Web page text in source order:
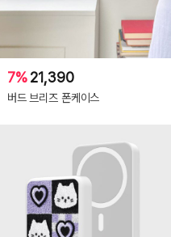
7%21,390
버드 브리즈 폰케이스